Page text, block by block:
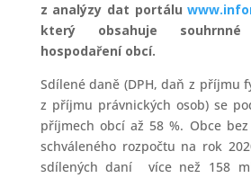
z analýzy dat portálu
který obsahuje
hospodaření obcí.
Sdílené daně (DPH, daň z příjmu
z příjmu právnických osob) se
příjmech obcí až 58 %. Obce
schváleného rozpočtu na rok
sdílených daní více než 158